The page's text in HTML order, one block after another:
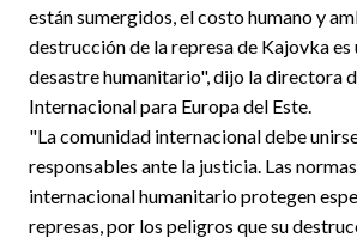
están sumergidos, el costo humano y
destrucción de la represa de Kajovka es
desastre humanitario", dijo la directora
Internacional para Europa del Este.
"La comunidad internacional debe
responsables ante la justicia. Las
internacional humanitario protegen
represas, por los peligros que su